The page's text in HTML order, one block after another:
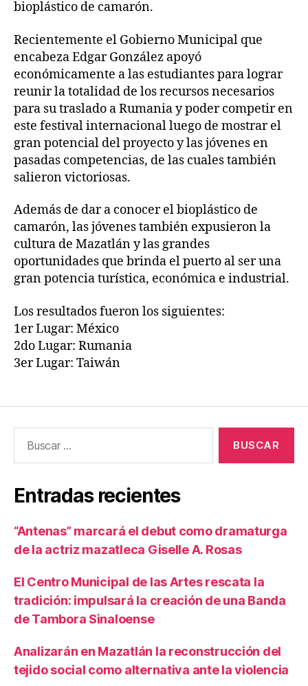
bioplástico de camarón.
Recientemente el Gobierno Municipal que
encabeza Edgar González apoyó
económicamente a las estudiantes para lograr
reunir la totalidad de los recursos necesarios
para su traslado a Rumania y poder competir en
este festival internacional luego de mostrar el
gran potencial del proyecto y las jóvenes en
pasadas competencias, de las cuales también
salieron victoriosas.
Además de dar a conocer el bioplástico de
camarón, las jóvenes también expusieron la
cultura de Mazatlán y las grandes
oportunidades que brinda el puerto al ser una
gran potencia turística, económica e industrial.
Los resultados fueron los siguientes:
1er Lugar: México
2do Lugar: Rumania
3er Lugar: Taiwán
Entradas recientes
“Antenas” marcará el debut como dramaturga
de la actriz mazatleca Giselle A. Rosas
El Centro Municipal de las Artes rescata la
tradición: impulsará la creación de una Banda
de Tambora Sinaloense
Analizarán en Mazatlán la reconstrucción del
tejido social como alternativa ante la violencia